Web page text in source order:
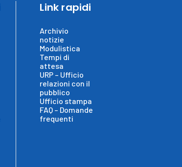
Link rapidi
Archivio
notizie
Modulistica
Tempi di
attesa
URP – Ufficio
relazioni con il
pubblico
Ufficio stampa
FAQ – Domande
frequenti